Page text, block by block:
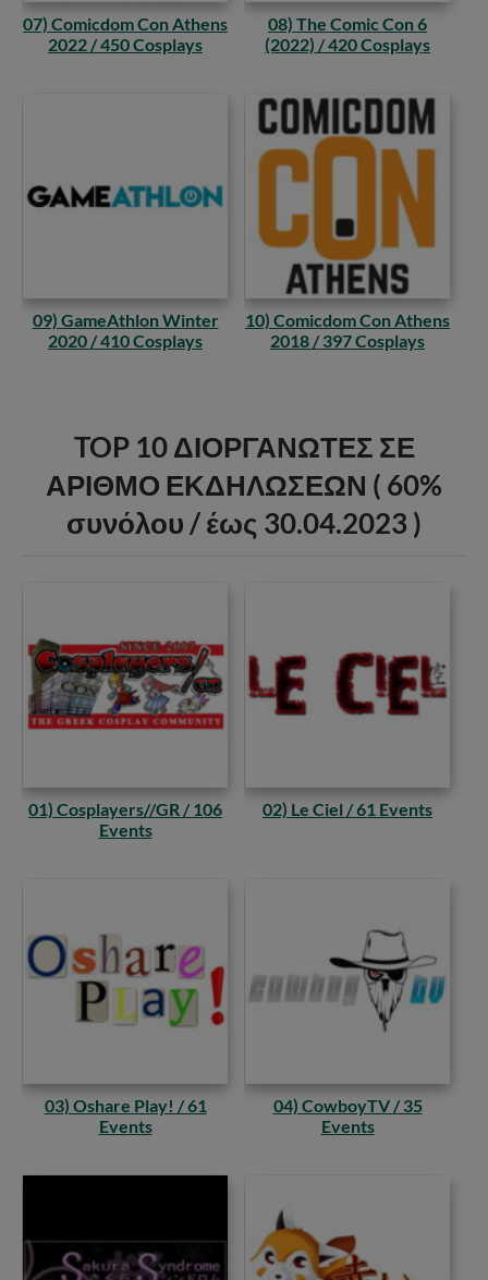
07) Comicdom Con Athens
2022 / 450 Cosplays
08) The Comic Con 6
(2022) / 420 Cosplays
09) GameAthlon Winter
2020 / 410 Cosplays
10) Comicdom Con Athens
2018 / 397 Cosplays
TOP 10 ΔΙΟΡΓΑΝΩΤΕΣ ΣΕ
ΑΡΙΘΜΟ ΕΚΔΗΛΩΣΕΩΝ ( 60%
συνόλου/έως 30.04.2023 )
01) Cosplayers//GR / 106
Events
02) Le Ciel / 61 Events
03) Oshare Play! / 61
Events
04) CowboyTV / 35
Events